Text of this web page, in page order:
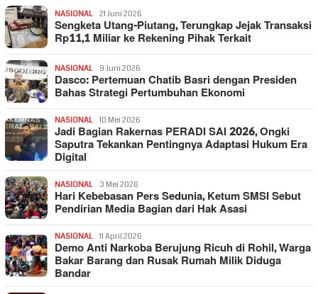
NASIONAL 21 Juni 2026
Sengketa Utang-Piutang, Terungkap Jejak Transaksi
Rp11,1 Miliar ke Rekening Pihak Terkait
NASIONAL 9 Juni 2026
Dasco: Pertemuan Chatib Basri dengan Presiden
Bahas Strategi Pertumbuhan Ekonomi
NASIONAL 10 Mei 2026
Jadi Bagian Rakernas PERADI SAI 2026, Ongki
Saputra Tekankan Pentingnya Adaptasi Hukum Era
Digital
NASIONAL 3 Mei 2026
Hari Kebebasan Pers Sedunia, Ketum SMSI Sebut
Pendirian Media Bagian dari Hak Asasi
NASIONAL 11 April 2026
Demo Anti Narkoba Berujung Ricuh di Rohil, Warga
Bakar Barang dan Rusak Rumah Milik Diduga
Bandar